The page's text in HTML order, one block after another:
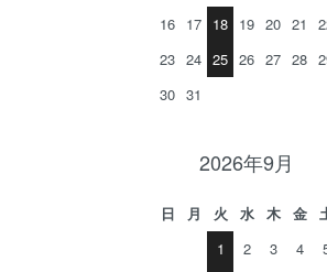
16 17 18 19 20 21
23 24 25 26 27 28
30 31
2026年9月
日 月 火 水 木 金
1
2 3 4